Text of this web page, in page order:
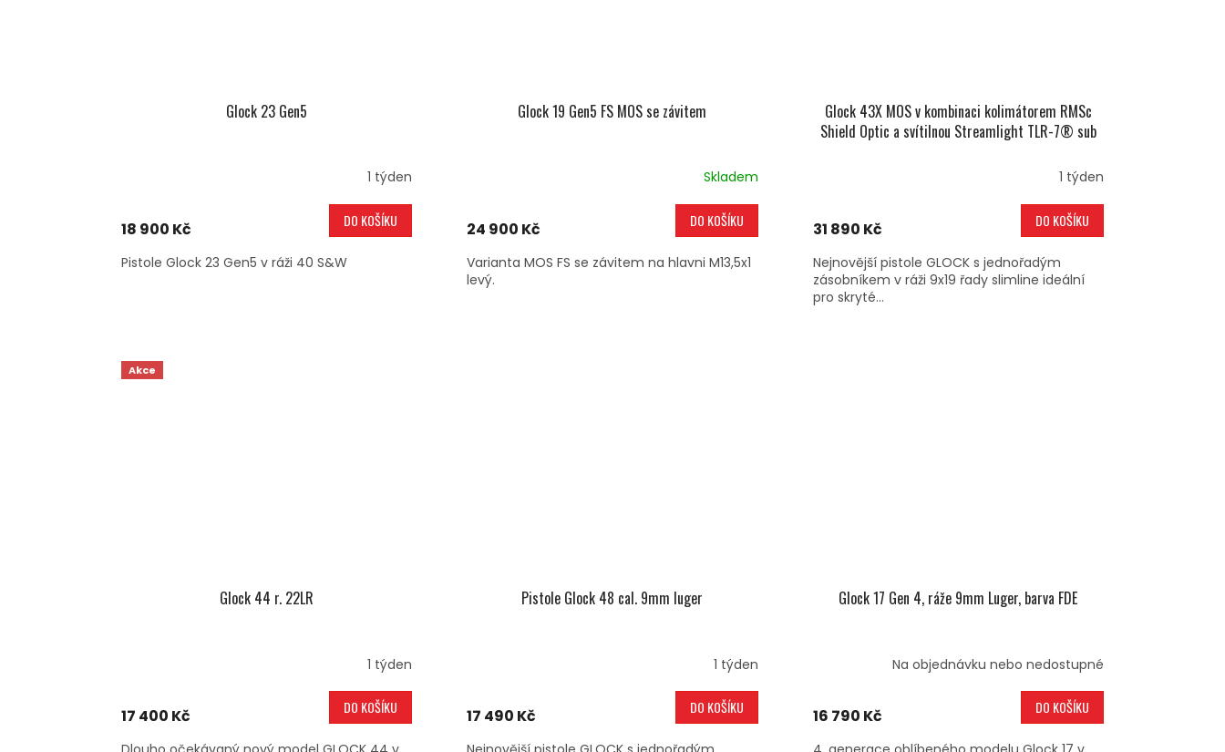
Glock 23 Gen5
1 týden
18 900 Kč DO KOŠÍKU
Pistole Glock 23 Gen5 v ráži 40 S&W
Glock 19 Gen5 FS MOS se závitem
Skladem
24 900 Kč DO KOŠÍKU
Varianta MOS FS se závitem na hlavni M13,5x1
levý.
Glock 43X MOS v kombinaci kolimátorem RMSc
Shield Optic a svítilnou Streamlight TLR-7® sub
1 týden
31 890 Kč DO KOŠÍKU
Nejnovější pistole GLOCK s jednořadým
zásobníkem v ráži 9x19 řady slimline ideální
pro skryté...
Akce
Glock 44 r. 22LR
1 týden
17 400 Kč DO KOŠÍKU
Pistole Glock 48 cal. 9mm luger
1 týden
17 490 Kč DO KOŠÍKU
Glock 17 Gen 4, ráže 9mm Luger, barva FDE
Na objednávku nebo nedostupné
16 790 Kč DO KOŠÍKU